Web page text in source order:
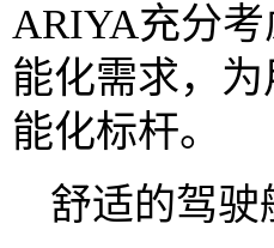
ARIYA充分
能化需求，
能化标杆。
舒适的驾驶